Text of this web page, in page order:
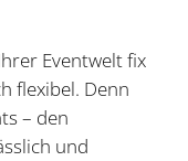
Eventwelt fix
flexibel. Denn
– den
und